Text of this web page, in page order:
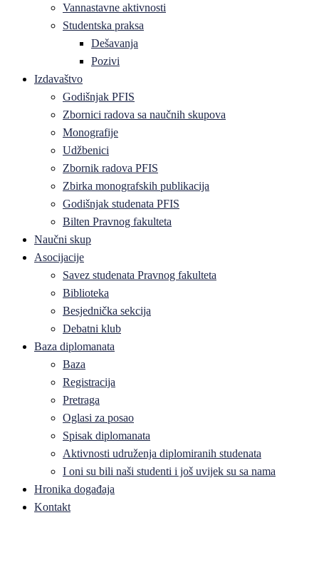
Vannastavne aktivnosti
Studentska praksa
Dešavanja
Pozivi
Izdavaštvo
Godišnjak PFIS
Zbornici radova sa naučnih skupova
Monografije
Udžbenici
Zbornik radova PFIS
Zbirka monografskih publikacija
Godišnjak studenata PFIS
Bilten Pravnog fakulteta
Naučni skup
Asocijacije
Savez studenata Pravnog fakulteta
Biblioteka
Besjednička sekcija
Debatni klub
Baza diplomanata
Baza
Registracija
Pretraga
Oglasi za posao
Spisak diplomanata
Aktivnosti udruženja diplomiranih studenata
I oni su bili naši studenti i još uvijek su sa nama
Hronika događaja
Kontakt